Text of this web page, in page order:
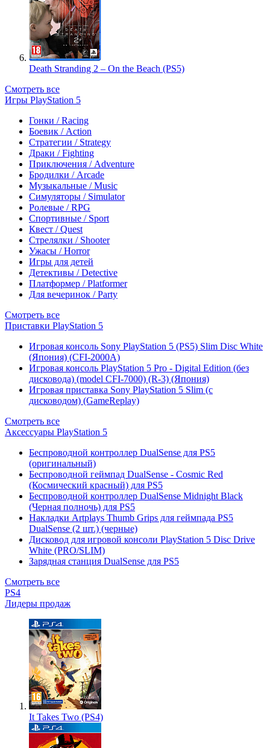
Death Stranding 2 – On the Beach (PS5)
Смотреть все
Игры PlayStation 5
Гонки / Racing
Боевик / Action
Стратегии / Strategy
Драки / Fighting
Приключения / Adventure
Бродилки / Arcade
Музыкальные / Music
Симуляторы / Simulator
Ролевые / RPG
Спортивные / Sport
Квест / Quest
Стрелялки / Shooter
Ужасы / Horror
Игры для детей
Детективы / Detective
Платформер / Platformer
Для вечеринок / Party
Смотреть все
Приставки PlayStation 5
Игровая консоль Sony PlayStation 5 (PS5) Slim Disc White
(Япония) (CFI-2000A)
Игровая консоль PlayStation 5 Pro - Digital Edition (без
дисковода) (model CFI-7000) (R-3) (Япония)
Игровая приставка Sony PlayStation 5 Slim (с
дисководом) (GameReplay)
Смотреть все
Аксессуары PlayStation 5
Беспроводной контроллер DualSense для PS5
(оригинальный)
Беспроводной геймпад DualSense - Cosmic Red
(Космический красный) для PS5
Беспроводной контроллер DualSense Midnight Black
(Черная полночь) для PS5
Накладки Artplays Thumb Grips для геймпада PS5
DualSense (2 шт.) (черные)
Дисковод для игровой консоли PlayStation 5 Disc Drive
White (PRO/SLIM)
Зарядная станция DualSense для PS5
Смотреть все
PS4
Лидеры продаж
It Takes Two (PS4)